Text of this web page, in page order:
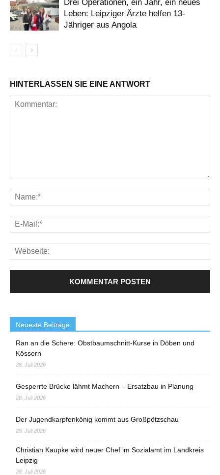
Drei Operationen, ein Jahr, ein neues
Leben: Leipziger Ärzte helfen 13-
Jähriger aus Angola
HINTERLASSEN SIE EINE ANTWORT
Neueste Beiträge
Ran an die Schere: Obstbaumschnitt-Kurse in Döben und
Kössern
28. Juli 2026
Gesperrte Brücke lähmt Machern – Ersatzbau in Planung
28. Juli 2026
Der Jugendkarpfenkönig kommt aus Großpötzschau
28. Juli 2026
Christian Kaupke wird neuer Chef im Sozialamt im Landkreis
Leipzig
28. Juli 2026